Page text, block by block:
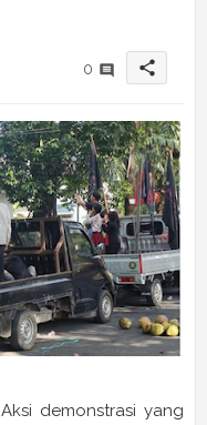
0 share
Aksi demonstrasi yang